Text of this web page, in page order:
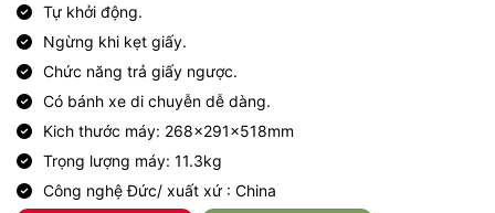
Tự khởi động.
Ngừng khi kẹt giấy.
Chức năng trả giấy ngược.
Có bánh xe di chuyễn dễ dàng.
Kich thước máy: 268x291x518mm
Trọng lượng máy: 11.3kg
Công nghệ Đức/ xuất xứ : China